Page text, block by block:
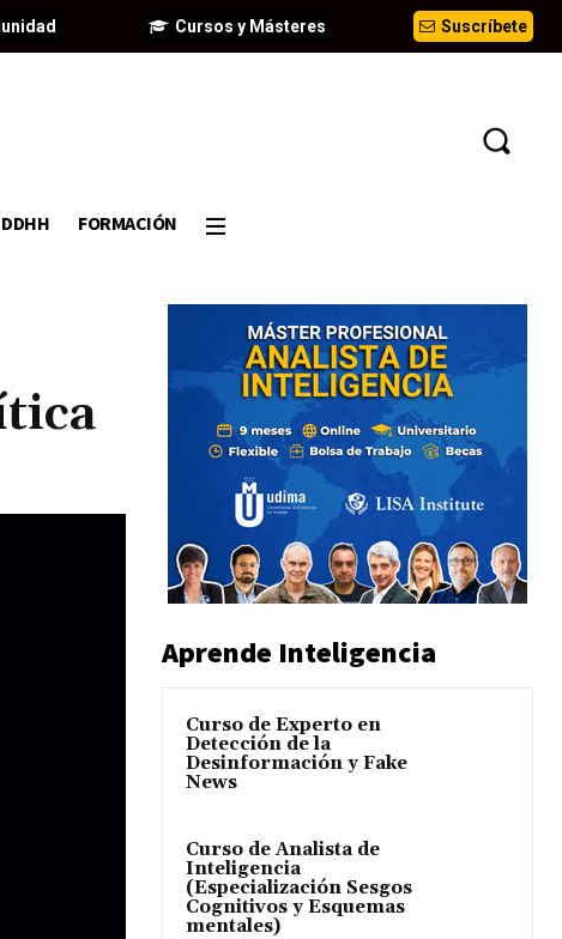
Suscríbete
Cursos y Másteres
DDHH FORMACIÓN
Aprende Inteligencia
Curso de Experto en
Detección de la
Desinformación y Fake
News
Curso de Analista de
Inteligencia
(Especialización Sesgos
Cognitivos y Esquemas
mentales)